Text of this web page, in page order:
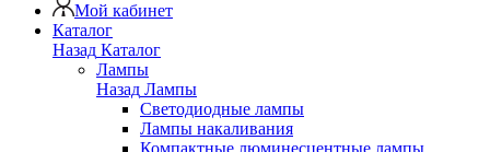
Мой кабинет
Каталог
Назад Каталог
Лампы
Назад Лампы
Светодиодные лампы
Лампы накаливания
Компактные люминесцентные лампы